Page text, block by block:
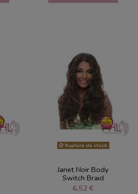
Rupture de stock
Janet Noir Body
Switch Braid
6,52 €